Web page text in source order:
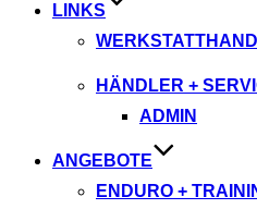
LINKS
HÄNDLER +
ADMIN
ANGEBOTE
ENDURO +